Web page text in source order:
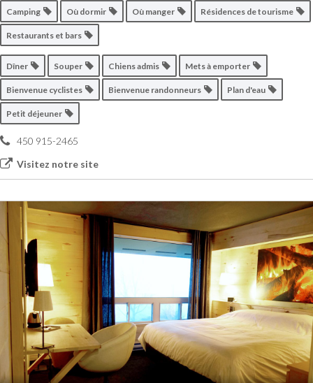
Camping Où dormir Où manger Résidences de tourisme
Restaurants et bars
Dîner Souper Chiens admis Mets à emporter
Bienvenue cyclistes Bienvenue randonneurs Plan d'eau
Petit déjeuner
450 915-2465
Visitez notre site